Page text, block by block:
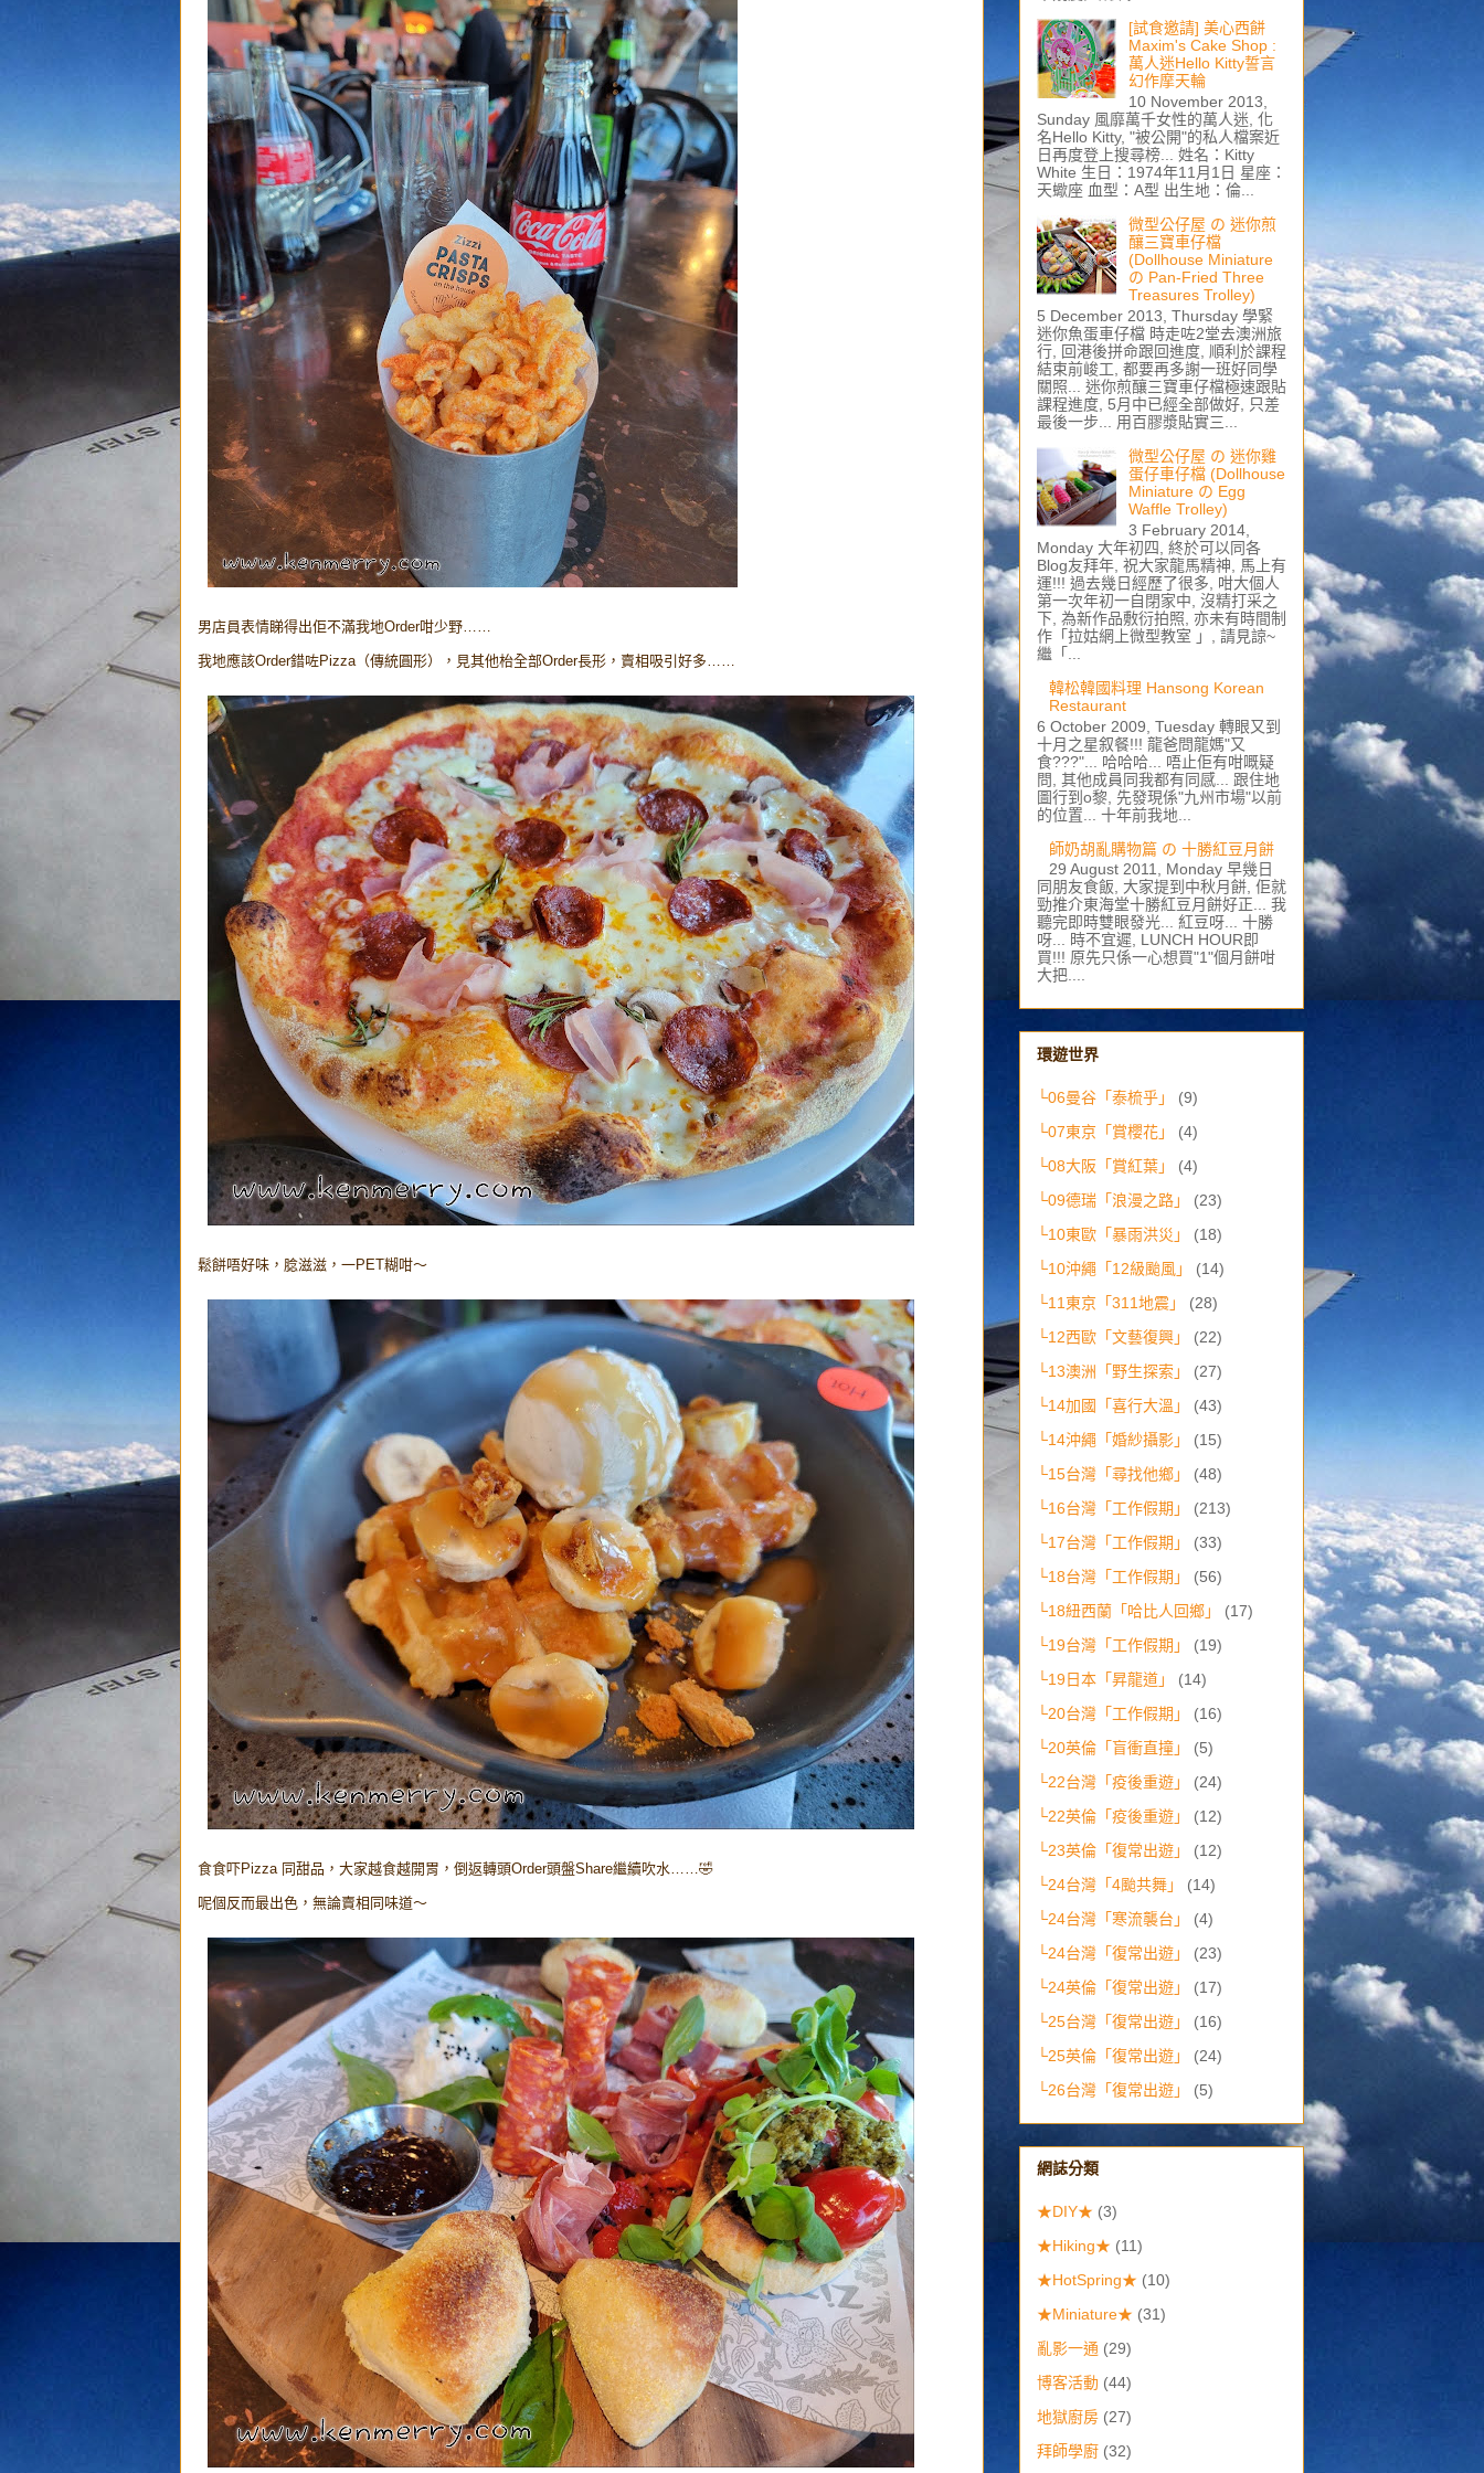
男店員表情睇得出佢不滿我地Order咁少野……
我地應該Order錯咗Pizza（傳統圓形），見其他枱全部Order長形，賣相吸引好多……
鬆餅唔好味，腍滋滋，一PET糊咁～
食食吓Pizza 同甜品，大家越食越開胃，倒返轉頭Order頭盤Share繼續吹水……🤣
呢個反而最出色，無論賣相同味道～
[試食邀請] 美心西餅
Maxim's Cake Shop :
萬人迷Hello Kitty誓言
幻作摩天輪
10 November 2013,
Sunday 風靡萬千女性的萬人迷, 化
名Hello Kitty, "被公開"的私人檔案近
日再度登上搜尋榜... 姓名：Kitty
White 生日：1974年11月1日 星座：
天蠍座 血型：A型 出生地：倫...
微型公仔屋 の 迷你煎
釀三寶車仔檔
(Dollhouse Miniature
の Pan-Fried Three
Treasures Trolley)
5 December 2013, Thursday 學緊
迷你魚蛋車仔檔 時走咗2堂去澳洲旅
行, 回港後拼命跟回進度, 順利於課程
結束前峻工, 都要再多謝一班好同學
關照... 迷你煎釀三寶車仔檔極速跟貼
課程進度, 5月中已經全部做好, 只差
最後一步... 用百膠漿貼實三...
微型公仔屋 の 迷你雞
蛋仔車仔檔 (Dollhouse
Miniature の Egg
Waffle Trolley)
3 February 2014,
Monday 大年初四, 終於可以同各
Blog友拜年, 祝大家龍馬精神, 馬上有
運!!! 過去幾日經歷了很多, 咁大個人
第一次年初一自閉家中, 沒精打采之
下, 為新作品敷衍拍照, 亦未有時間制
作「拉姑網上微型教室 」, 請見諒~
繼「...
韓松韓國料理 Hansong Korean
Restaurant
6 October 2009, Tuesday 轉眼又到
十月之星叙餐!!! 龍爸問龍媽"又
食???"... 哈哈哈... 唔止佢有咁嘅疑
問, 其他成員同我都有同感... 跟住地
圖行到o黎, 先發現係"九州市場"以前
的位置... 十年前我地...
師奶胡亂購物篇 の 十勝紅豆月餅
29 August 2011, Monday 早幾日
同朋友食飯, 大家提到中秋月餅, 佢就
勁推介東海堂十勝紅豆月餅好正... 我
聽完即時雙眼發光... 紅豆呀... 十勝
呀... 時不宜遲, LUNCH HOUR即
買!!! 原先只係一心想買"1"個月餅咁
大把....
環遊世界
└06曼谷「泰梳乎」
(9)
└07東京「賞櫻花」
(4)
└08大阪「賞紅葉」
(4)
└09德瑞「浪漫之路」
(23)
└10東歐「暴雨洪災」
(18)
└10沖繩「12級颱風」
(14)
└11東京「311地震」
(28)
└12西歐「文藝復興」
(22)
└13澳洲「野生探索」
(27)
└14加國「喜行大溫」
(43)
└14沖繩「婚紗攝影」
(15)
└15台灣「尋找他鄉」
(48)
└16台灣「工作假期」
(213)
└17台灣「工作假期」
(33)
└18台灣「工作假期」
(56)
└18紐西蘭「哈比人回鄉」
(17)
└19台灣「工作假期」
(19)
└19日本「昇龍道」
(14)
└20台灣「工作假期」
(16)
└20英倫「盲衝直撞」
(5)
└22台灣「疫後重遊」
(24)
└22英倫「疫後重遊」
(12)
└23英倫「復常出遊」
(12)
└24台灣「4颱共舞」
(14)
└24台灣「寒流襲台」
(4)
└24台灣「復常出遊」
(23)
└24英倫「復常出遊」
(17)
└25台灣「復常出遊」
(16)
└25英倫「復常出遊」
(24)
└26台灣「復常出遊」
(5)
網誌分類
★DIY★ (3)
★Hiking★ (11)
★HotSpring★ (10)
★Miniature★ (31)
亂影一通 (29)
博客活動 (44)
地獄廚房 (27)
拜師學廚 (32)